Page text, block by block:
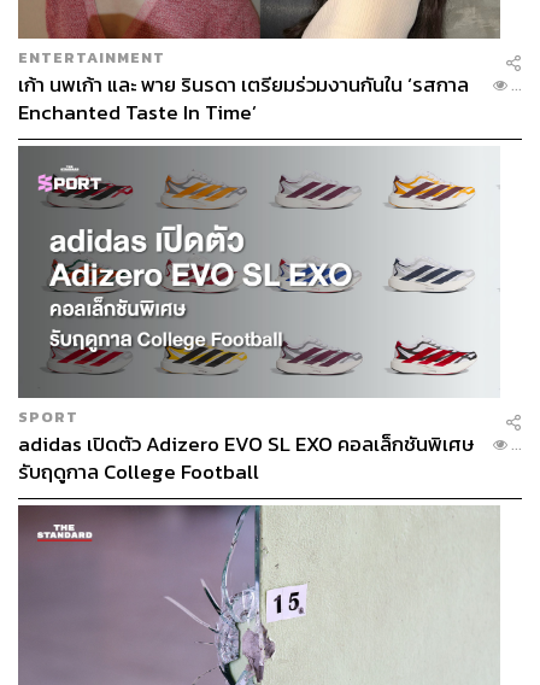
ENTERTAINMENT
เก้า นพเก้า และ พาย รินรดา เตรียมร่วมงานกันใน ‘รสกาล
Enchanted Taste In Time’
...
SPORT
adidas เปิดตัว Adizero EVO SL EXO คอลเล็กชันพิเศษ
รับฤดูกาล College Football
...